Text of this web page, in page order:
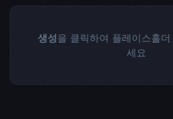
생성을 클릭하여 플레이스홀
세요